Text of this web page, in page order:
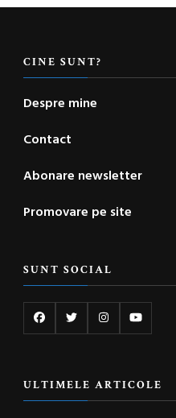
CINE SUNT?
Despre mine
Contact
Abonare newsletter
Promovare pe site
SUNT SOCIAL
ULTIMELE ARTICOLE